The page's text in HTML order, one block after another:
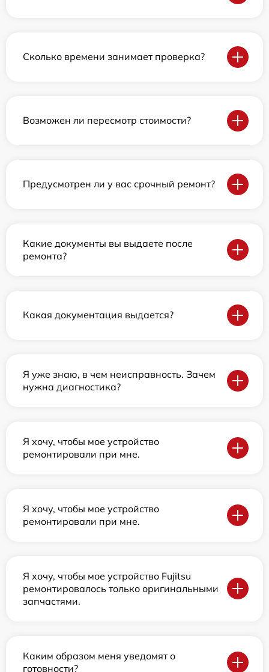
Сколько времени занимает проверка?
Возможен ли пересмотр стоимости?
Предусмотрен ли у вас срочный ремонт?
Какие документы вы выдаете после
ремонта?
Какая документация выдается?
Я уже знаю, в чем неисправность. Зачем
нужна диагностика?
Я хочу, чтобы мое устройство
ремонтировали при мне.
Я хочу, чтобы мое устройство
ремонтировали при мне.
Я хочу, чтобы мое устройство Fujitsu
ремонтировалось только оригинальными
запчастями.
Каким образом меня уведомят о
готовности?